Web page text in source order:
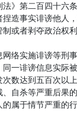
》第二百四十六条
造事实诽谤他人
或者剥夺政治权利
络实施诽谤等刑事
一诽谤信息实际
数达到五百次以
自杀等严重后果
属于情节严重的行